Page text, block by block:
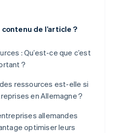
contenu de l’article ?
: Qu’est-ce que c’est
?
ressources est-elle si
en Allemagne ?
allemandes
optimiser leurs